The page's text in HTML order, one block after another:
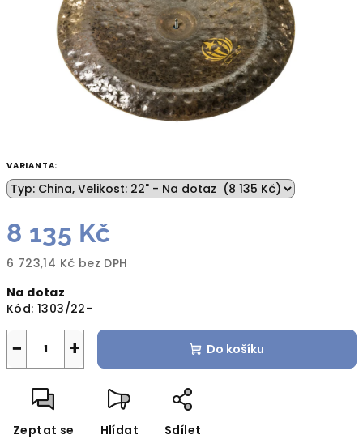
VARIANTA:
8 135 Kč
6 723,14 Kč bez DPH
cena:
Na dotaz
Kód: 1303/22-
+
− Do košíku
Zeptat se Hlídat Sdílet